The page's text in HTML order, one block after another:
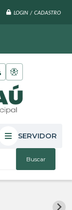
LOGIN / CADASTRO
SERVIDOR